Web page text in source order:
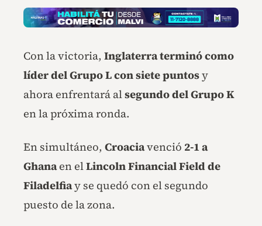
Con la victoria, Inglaterra terminó como
líder del Grupo L con siete puntosy
ahora enfrentará alsegundo del Grupo K
en la próxima ronda.
En simultáneo, Croaciavenció 2-1 a
Ghanaen elLincoln Financial Field de
Filadelfiay se quedó con el segundo
puesto de la zona.